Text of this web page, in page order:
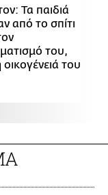
Τα παιδιά
από το σπίτι
του,
του